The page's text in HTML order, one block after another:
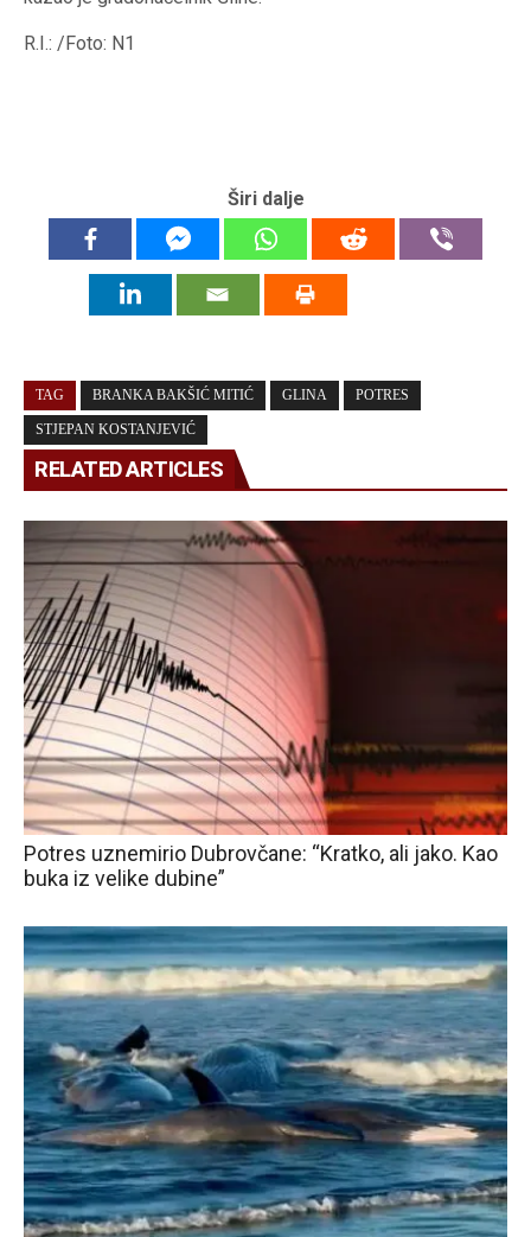
R.I.: /Foto: N1
Širi dalje
TAG BRANKA BAKŠIĆ MITIĆ GLINA POTRES
STJEPAN KOSTANJEVIĆ
RELATED ARTICLES
Potres uznemirio Dubrovčane: “Kratko, ali jako. Kao
buka iz velike dubine”